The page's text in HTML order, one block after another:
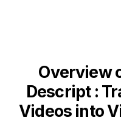
Overview
Descript :
Videos into